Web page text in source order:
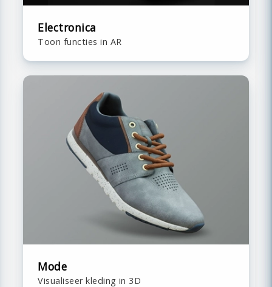
Electronica
Toon functies in AR
Mode
Visualiseer kleding in 3D